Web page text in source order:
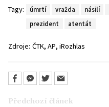
Tagy: úmrtí vražda násilí
prezident
atentát
Zdroje: ČTK, AP, iRozhlas
Předchozí článek